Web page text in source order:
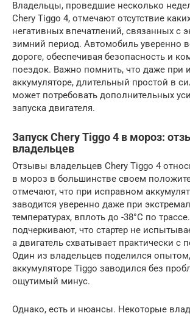
Владельцы, проведшие несколько
Chery Tiggo 4, отмечают отсутствие
негативных впечатлений, связанных с
зимний период. Автомобиль уверенно
дороге, обеспечивая безопасность и
поездок. Важно помнить, что даже при
аккумуляторе, длительный простой в
может потребовать дополнительных
запуска двигателя.
Запуск Chery Tiggo 4 в мороз:
владельцев
Отзывы владельцев Chery Tiggo 4
в мороз в большинстве своем
отмечают, что при исправном
заводится уверенно даже при
температурах, вплоть до -38°C по
подчеркивают, что стартер не
а двигатель схватывает практически с
Один из владельцев поделился
аккумуляторе Tiggo заводился без
ощутимый минус.
Однако, есть и нюансы. Некоторые